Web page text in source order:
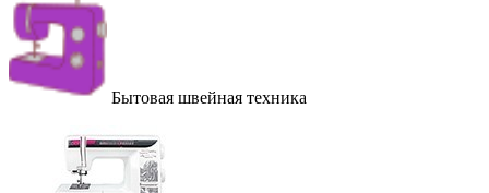
Бытовая швейная техника